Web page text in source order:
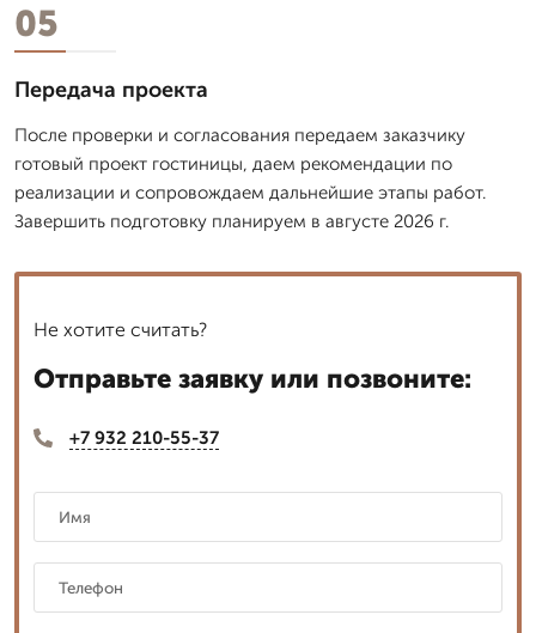
05
Передача проекта
После проверки и согласования передаем заказчику
готовый проект гостиницы, даем рекомендации по
реализации и сопровождаем дальнейшие этапы работ.
Завершить подготовку планируем в августе 2026 г.
Не хотите считать?
Отправьте заявку или позвоните:
+7 932 210-55-37